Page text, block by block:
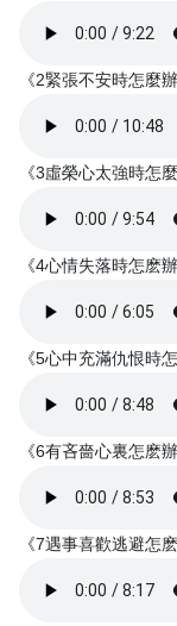
《2緊張不安時怎麼
《3虛榮心太強時怎
《4心情失落時怎麽
《5心中充滿仇恨時
《6有吝嗇心裏怎麽
《7遇事喜歡逃避怎